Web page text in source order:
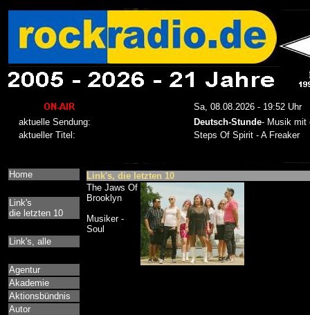
Home
Link's
die letzten 10
Link's, alle
Agentur
Akademie
Aktionsbündnis
Autor
Link's, die letzten 10
The Jaws Of
Brooklyn
Musiker -
Soul